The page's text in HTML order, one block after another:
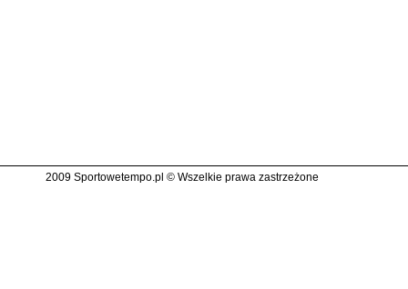
2009 Sportowetempo.pl © Wszelkie prawa zastrzeżone